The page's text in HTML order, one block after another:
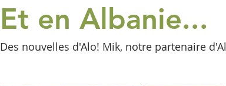
Et en Albanie...
Des nouvelles d'Alo! Mik, notre partenaire